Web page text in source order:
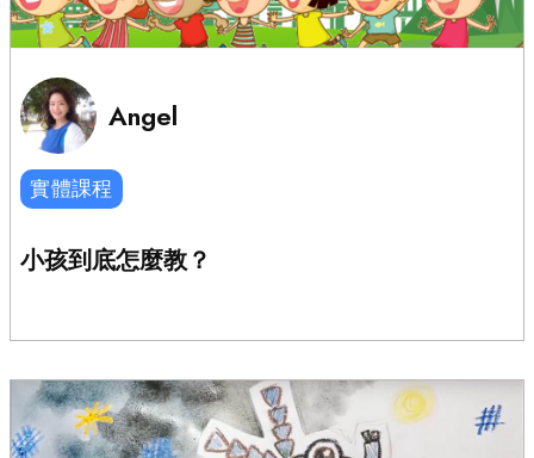
Angel
實體課程
小孩到底怎麼教？